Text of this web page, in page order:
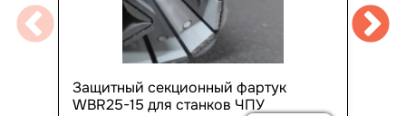
Защитный секционный фартук
WBR25-15 для станков ЧПУ